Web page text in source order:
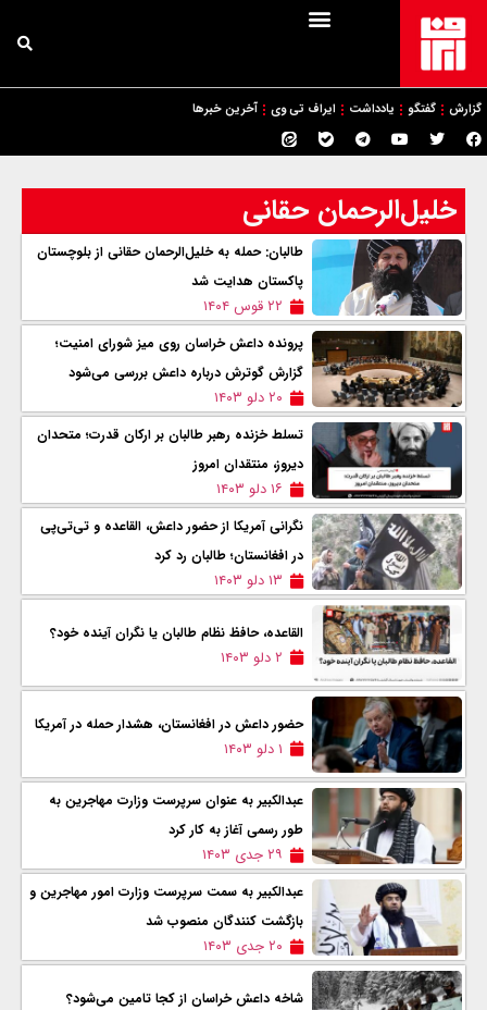
گزارش گفتگو یادداشت ایراف تی وی آخرین خبرها
خلیل‌الرحمان حقانی
طالبان: حمله به خلیل‌الرحمان حقانی از بلوچستان
پاکستان هدایت شد
۲۲ قوس ۱۴۰۴
پرونده داعش خراسان روی میز شورای امنیت؛
گزارش گوترش درباره داعش بررسی می‌شود
۲۰ دلو ۱۴۰۳
تسلط خزنده رهبر طالبان بر ارکان قدرت؛ متحدان
دیروز، منتقدان امروز
۱۶ دلو ۱۴۰۳
نگرانی آمریکا از حضور داعش، القاعده و تی‌‌تی‌پی
در افغانستان؛ طالبان رد کرد
۱۳ دلو ۱۴۰۳
القاعده، حافظ نظام طالبان یا نگران آینده خود؟
۲ دلو ۱۴۰۳
حضور داعش در افغانستان، هشدار حمله در آمریکا
۱ دلو ۱۴۰۳
عبدالکبیر به عنوان سرپرست وزارت مهاجرین به
طور رسمی آغاز به کار کرد
۲۹ جدی ۱۴۰۳
‏عبدالکبیر به سمت سرپرست وزارت امور مهاجرین و
بازگشت کنندگان منصوب شد
۲۰ جدی ۱۴۰۳
شاخه داعش خراسان از کجا تامین می‌شود؟